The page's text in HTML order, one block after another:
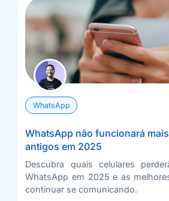
WhatsApp
WhatsApp não funcionará
antigos em 2025
Descubra quais celulares
WhatsApp em 2025 e as
continuar se comunicando.